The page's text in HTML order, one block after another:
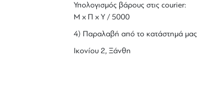
Υπολογισμός βάρους στις courier:
Μ x Π x Y / 5000
4) Παραλαβή από το κατάστημά μας
Ικονίου 2, Ξάνθη